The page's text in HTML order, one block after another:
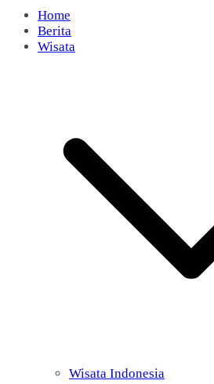
Home
Berita
Wisata
Wisata Indonesia